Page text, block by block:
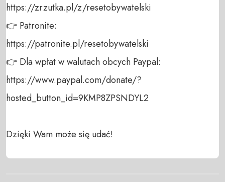
https://zrzutka.pl/z/resetobywatelski
👉 Patronite:
https://patronite.pl/resetobywatelski
👉 Dla wpłat w walutach obcych Paypal:
https://www.paypal.com/donate/?
hosted_button_id=9KMP8ZPSNDYL2
Dzięki Wam może się udać!